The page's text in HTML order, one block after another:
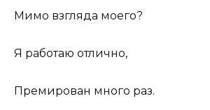
Мимо взгляда моего?
Я работаю отлично,
Премирован много раз.